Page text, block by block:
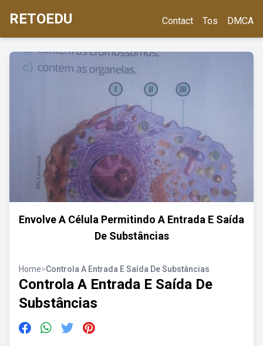
RETOEDU Contact Tos DMCA
Envolve A Célula Permitindo A Entrada E Saída
De Substâncias
Home>Controla A Entrada E Saída De Substâncias
Controla A Entrada E Saída De
Substâncias